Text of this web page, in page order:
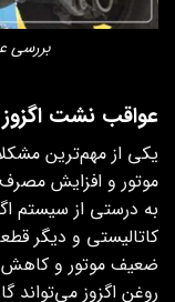
بررسی
عواقب نشت اگزوز
یکی از مهم‌ترین
موتور و افزایش
به درستی از سیستم
کاتالیستی و دیگر
ضعیف موتور و کاهش
روغن اگزوز می‌تواند